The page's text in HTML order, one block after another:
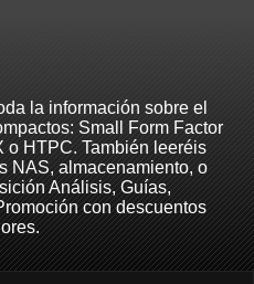
la información sobre el
Small Form Factor
o HTPC. También leeréis
NAS, almacenamiento, o
Análisis, Guías,
con descuentos